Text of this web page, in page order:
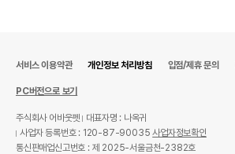
서비스 이용약관 개인정보 처리방침 입점/제휴 문의
PC버전으로 보기
주식회사 어바웃펫
대표자명 : 나옥귀
사업자 등록번호 : 120-87-90035사업자정보확인
통신판매업신고번호 : 제 2025-서울금천-2382호